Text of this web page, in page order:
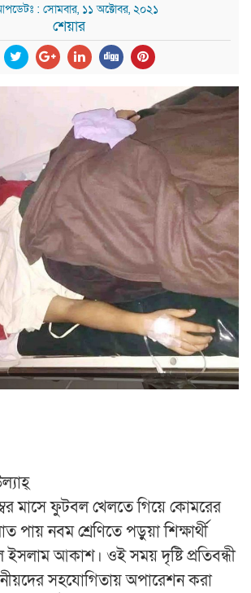
: সোমবার, ১১ অক্টোবর, ২০২১
শেয়ার
মাসে ফুটবল খেলতে গিয়ে কোমরের
নবম শ্রেণিতে পড়ুয়া শিক্ষার্থী
ইসলাম আকাশ। ওই সময় দৃষ্টি প্রতিবন্ধী
সহযোগিতায় অপারেশন করা